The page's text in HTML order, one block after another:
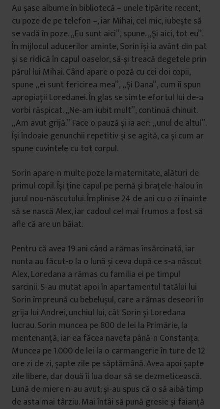
Au șase albume în bibliotecă – unele tipărite recent,
cu poze de pe telefon –, iar Mihai, cel mic, iubește să
se vadă în poze. „Eu sunt aici”, spune. „Și aici, tot eu”.
În mijlocul aducerilor aminte, Sorin își ia avânt din pat
și se ridică în capul oaselor, să-și treacă degetele prin
părul lui Mihai. Când apare o poză cu cei doi copii,
spune „ei sunt fericirea mea”, „Și Dana”, cum îi spun
apropiații Loredanei. În glas se simte efortul lui de-a
vorbi răspicat. „Ne-am iubit mult”, continuă chinuit.
„Am avut grijă.” Face o pauză și ia aer: „unul de altul”.
Își îndoaie genunchii repetitiv și se agită, ca și cum ar
spune cuvintele cu tot corpul.
Sorin apare-n multe poze la maternitate, alături de
primul copil. Își ține capul pe pernă și brațele-halou în
jurul nou-născutului. Împlinise 24 de ani cu o zi înainte
să se nască Alex, iar cadoul cel mai frumos a fost să
afle că are un băiat.
Pentru că avea 19 ani când a rămas însărcinată, iar
nunta au făcut-o la o lună și ceva după ce s-a născut
Alex, Loredana a rămas cu familia ei pe timpul
sarcinii. S-au mutat apoi în apartamentul tatălui lui
Sorin împreună cu bebelușul, care a rămas deseori în
grija lui Andrei, unchiul lui, cât Sorin și Loredana
lucrau. Sorin muncea pe 800 de lei la Primărie, la
mentenanță, iar ea făcea naveta până-n Constanța.
Muncea pe 1.000 de lei la o carmangerie în ture de 12
ore zi de zi, șapte zile pe săptămână. Avea apoi șapte
zile libere, dar două îi lua doar să se dezmeticească.
Lună de miere n-au avut; și-au spus că o să aibă timp
de asta mai târziu. Mai întâi să pună gresie și faianță